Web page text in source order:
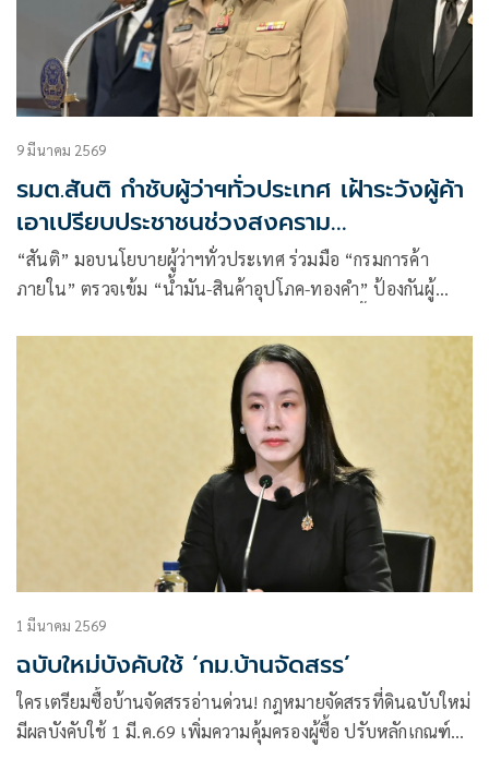
9 มีนาคม 2569
รมต.สันติ กำชับผู้ว่าฯทั่วประเทศ เฝ้าระวังผู้ค้า
เอาเปรียบประชาชนช่วงสงคราม
ตะวันออกกลาง
“สันติ” มอบนโยบายผู้ว่าฯทั่วประเทศ ร่วมมือ “กรมการค้า
ภายใน” ตรวจเข้ม “น้ำมัน-สินค้าอุปโภค-ทองคำ” ป้องกันผู้
เอาเปรียบผู้บริโภค พร้อมสั่งเพิ่มคู่สายด่วนรับเรื่องร้องเรียน
1 มีนาคม 2569
ฉบับใหม่บังคับใช้ ‘กม.บ้านจัดสรร’
ใครเตรียมซื้อบ้านจัดสรรอ่านด่วน! กฎหมายจัดสรรที่ดินฉบับใหม่
มีผลบังคับใช้ 1 มี.ค.69 เพิ่มความคุ้มครองผู้ซื้อ ปรับหลักเกณฑ์